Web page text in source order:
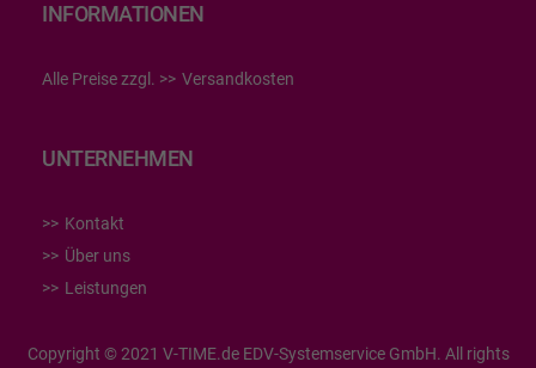
INFORMATIONEN
Alle Preise zzgl. Versandkosten
UNTERNEHMEN
Kontakt
Über uns
Leistungen
Copyright © 2021 V-TIME.de EDV-Systemservice GmbH. All rights